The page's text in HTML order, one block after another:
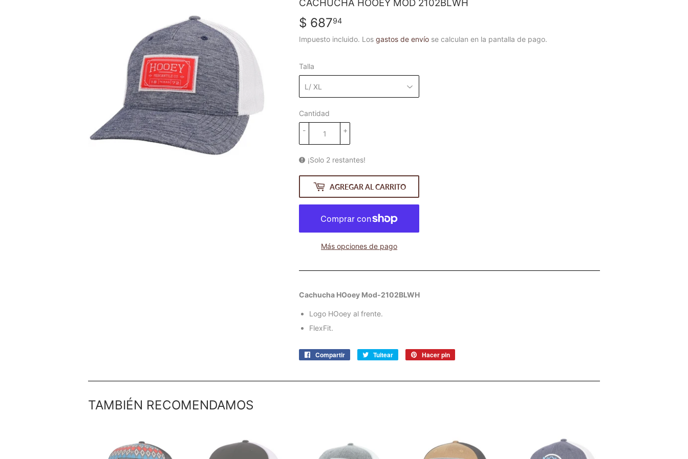
CACHUCHA HOOEY MOD 2102BLWH
$ 68794
687.94
Impuesto incluido. Los gastos de envío se calculan en la pantalla de pago.
Talla
Cantidad
+
-
¡Solo 2 restantes!
AGREGAR AL CARRITO
Más opciones de pago
Cachucha HOoey Mod-2102BLWH
Logo HOoey al frente.
FlexFit.
Compartir
CompartirTuitear
Tuitear Hacer pin
TAMBIÉN RECOMENDAMOS